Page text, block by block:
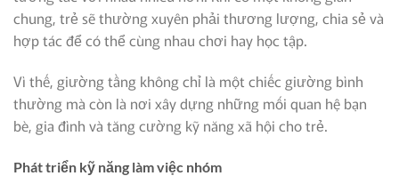
chung, trẻ sẽ thường xuyên phải thương lượng, chia sẻ và
hợp tác để có thể cùng nhau chơi hay học tập.
Vì thế, giường tầng không chỉ là một chiếc giường bình
thường mà còn là nơi xây dựng những mối quan hệ bạn
bè, gia đình và tăng cường kỹ năng xã hội cho trẻ.
Phát triển kỹ năng làm việc nhóm